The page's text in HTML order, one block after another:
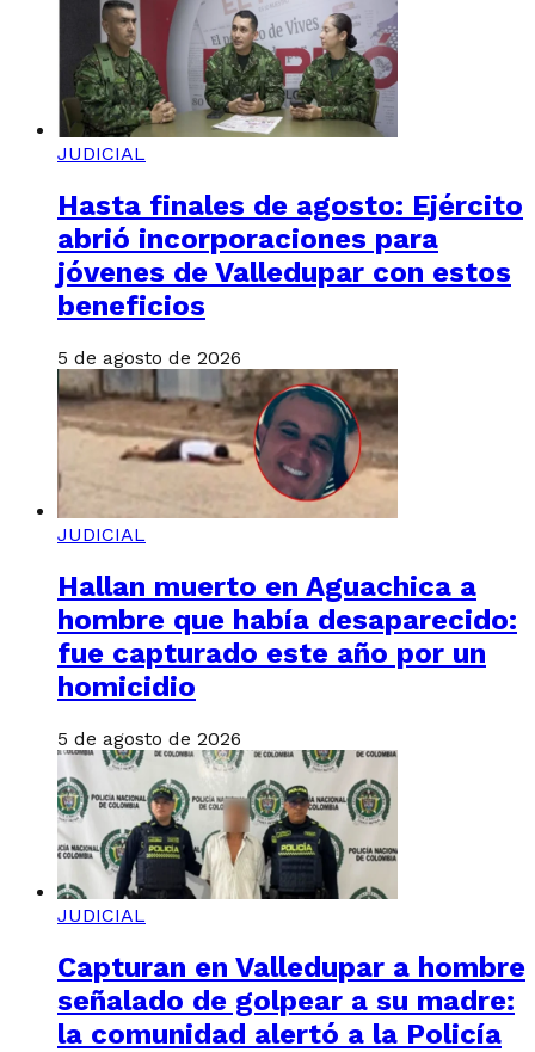
JUDICIAL
Hasta finales de agosto: Ejército
abrió incorporaciones para
jóvenes de Valledupar con estos
beneficios
5 de agosto de 2026
JUDICIAL
Hallan muerto en Aguachica a
hombre que había desaparecido:
fue capturado este año por un
homicidio
5 de agosto de 2026
JUDICIAL
Capturan en Valledupar a hombre
señalado de golpear a su madre:
la comunidad alertó a la Policía